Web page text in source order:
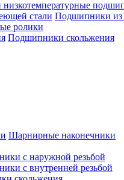
Подшипники из
ролики
Подшипники скольжения
Шарнирные наконечники
с наружной резьбой
с внутренней резьбой